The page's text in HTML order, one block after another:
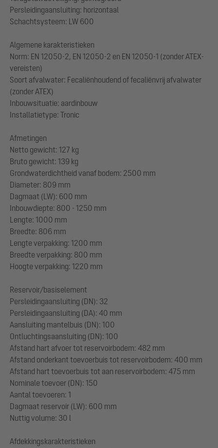
Persleidingaansluiting: horizontaal
Schachtsysteem: LW 600
Algemene karakteristieken
Norm: EN 12050-2, EN 12050-2 en EN 12050-1 (zonder ATEX-
vereisten)
Soort afvalwater: Fecaliënhoudend of fecaliënvrij afvalwater
(zonder ATEX)
Inbouwsituatie: aardinbouw
Installatietype: Tronic
Afmetingen
Netto gewicht: 127 kg
Bruto gewicht: 139 kg
Grondwaterdichtheid vanaf bodem: 2500 mm
Diameter: 809 mm
Dagmaat (LW): 600 mm
Inbouwdiepte: 800 - 1250 mm
Lengte: 1000 mm
Breedte: 806 mm
Lengte verpakking: 1200 mm
Breedte verpakking: 800 mm
Hoogte verpakking: 1220 mm
Reservoir/basiselement
Persleidingaansluiting (DN): 32
Persleidingaansluiting (DA): 40 mm
Aansluiting mantelbuis (DN): 100
Ontluchtingsaansluiting (DN): 100
Afstand hart afvoer tot reservoirbodem: 482 mm
Afstand onderkant toevoerbuis tot reservoirbodem: 400 mm
Afstand hart toevoerbuis tot aan reservoirbodem: 475 mm
Nominale toevoer (DN): 150
Aantal toevoeren: 1
Dagmaat reservoir (LW): 600 mm
Nuttig volume: 30 l
Afdekkingskarakteristieken